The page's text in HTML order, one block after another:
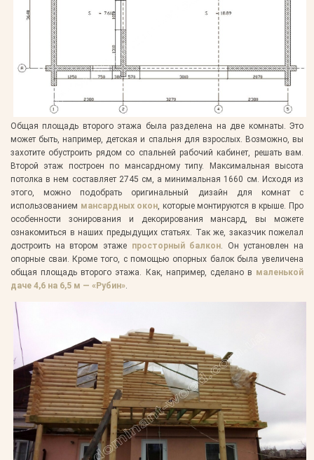
Общая площадь второго этажа была разделена на две комнаты. Это
может быть, например, детская и спальня для взрослых. Возможно, вы
захотите обустроить рядом со спальней рабочий кабинет, решать вам.
Второй этаж построен по мансардному типу. Максимальная высота
потолка в нем составляет 2745 см, а минимальная 1660 см. Исходя из
этого, можно подобрать оригинальный дизайн для комнат с
использованием мансардных окон , которые монтируются в крыше. Про
особенности зонирования и декорирования мансард, вы можете
ознакомиться в наших предыдущих статьях. Так же, заказчик пожелал
достроить на втором этаже просторный балкон . Он установлен на
опорные сваи. Кроме того, с помощью опорных балок была увеличена
общая площадь второго этажа. Как, например, сделано в маленькой
даче 4,6 на 6,5 м — «Рубин»